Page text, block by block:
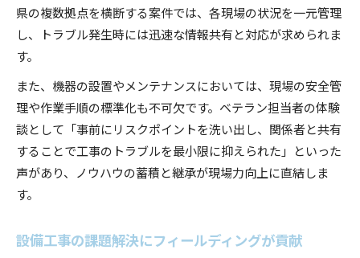
県の複数拠点を横断する案件では、各現場の状況を一元管理
し、トラブル発生時には迅速な情報共有と対応が求められま
す。
また、機器の設置やメンテナンスにおいては、現場の安全管
理や作業手順の標準化も不可欠です。ベテラン担当者の体験
談として「事前にリスクポイントを洗い出し、関係者と共有
することで工事のトラブルを最小限に抑えられた」といった
声があり、ノウハウの蓄積と継承が現場力向上に直結しま
す。
設備工事の課題解決にフィールディングが貢献